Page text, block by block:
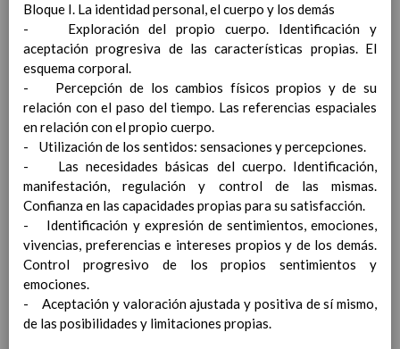
CON NECESIDADES EDUCATIVAS
ESPECIALES
01 septiembre 2021
Consideraciones previas
Profesorado especialmente
vulnerable
MEDIDAS ESPECÃFICAS PARA EL
DESARROLLO DEL SERVICIO
COMPLEMENTARIO DE AULA MATINAL,
COMEDOR ESCOLAR,
EXTRAESCOLARES.
01 septiembre 2021
Ludoteca maÃ±anera (cesiÃ³n de
instalaciÃ³n)
Comedor escolar
MEDIDAS DE HIGIENE, LIMPIEZA Y
DESINFECCIÃ“N DE LAS INSTALACIONES
Bloque I. La identidad personal, el cuerpo y los demás
- Exploración del propio cuerpo. Identificación y
aceptación progresiva de las características propias. El
esquema corporal.
- Percepción de los cambios físicos propios y de su
relación con el paso del tiempo. Las referencias espaciales
en relación con el propio cuerpo.
- Utilización de los sentidos: sensaciones y percepciones.
- Las necesidades básicas del cuerpo. Identificación,
manifestación, regulación y control de las mismas.
Confianza en las capacidades propias para su satisfacción.
- Identificación y expresión de sentimientos, emociones,
vivencias, preferencias e intereses propios y de los demás.
Control progresivo de los propios sentimientos y
emociones.
- Aceptación y valoración ajustada y positiva de sí mismo,
de las posibilidades y limitaciones propias.